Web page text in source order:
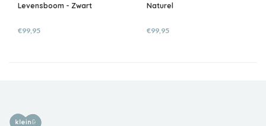
Levensboom - Zwart
€99,95
Naturel
€99,95